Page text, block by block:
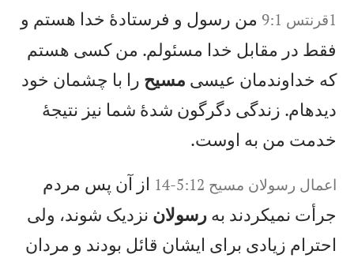
1‏قرنتس 9:1
من رسول و فرستادهٔ خدا هستم و
فقط در مقابل خدا مسئولم. من كسی هستم
كه خداوندمان عيسی مسيح را با چشمان خود
ديدهام. زندگی دگرگون شدهٔ شما نيز نتيجهٔ
خدمت من به اوست.
اعمال‌ رسولان‌ مسيح‌‌ 5:12-14
از آن پس مردم
جرأت نمیكردند بهرسولان نزديک شوند، ولی
احترام زيادی برای ايشان قائل بودند و مردان